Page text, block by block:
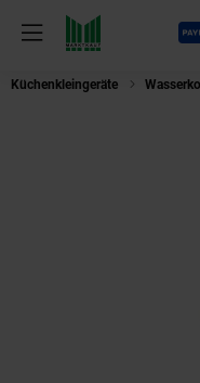
Menü
Küchenkleingeräte